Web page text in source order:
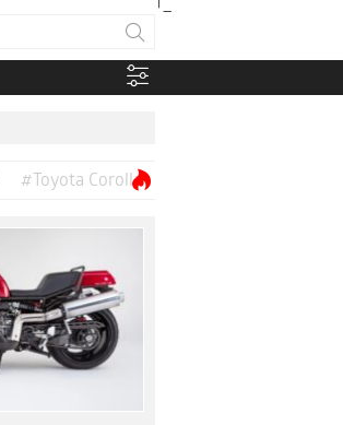
#Toyota Corolla